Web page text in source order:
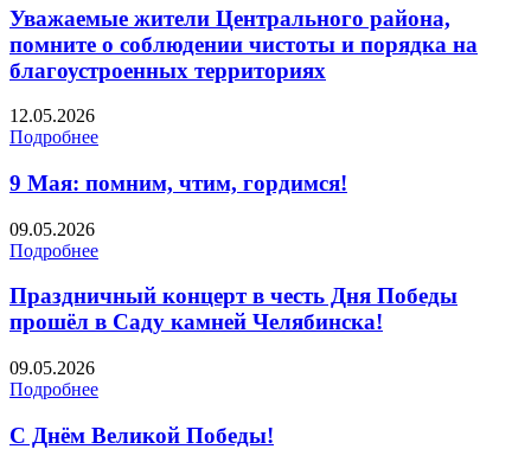
Уважаемые жители Центрального района,
помните о соблюдении чистоты и порядка на
благоустроенных территориях
12.05.2026
Подробнее
9 Мая: помним, чтим, гордимся!
09.05.2026
Подробнее
Праздничный концерт в честь Дня Победы
прошёл в Саду камней Челябинска!
09.05.2026
Подробнее
С Днём Великой Победы!